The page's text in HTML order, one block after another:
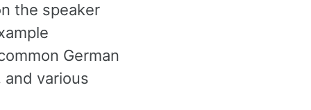
the speaker
German
various